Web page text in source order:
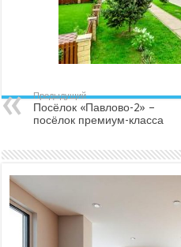
Предыдущий
Посёлок «Павлово-2» –
посёлок премиум-класса